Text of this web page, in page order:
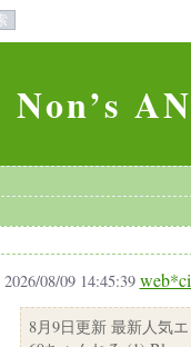
Non’s
2026/08/09 14:45:39
8月9日更新 最新人気